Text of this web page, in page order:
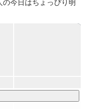
今日はちょっぴり明
活者をつなぐブラン